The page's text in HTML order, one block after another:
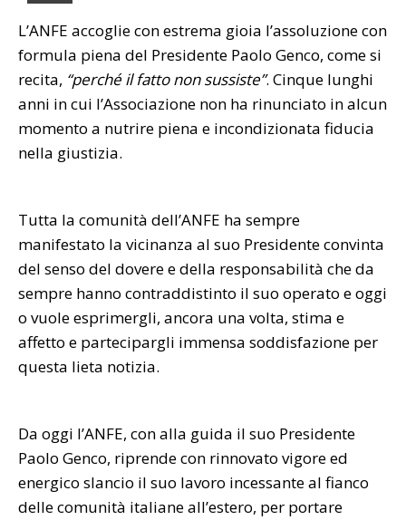
L’ANFE accoglie con estrema gioia l’assoluzione con
formula piena del Presidente Paolo Genco, come si
recita, “perché il fatto non sussiste”. Cinque lunghi
anni in cui l’Associazione non ha rinunciato in alcun
momento a nutrire piena e incondizionata fiducia
nella giustizia.
Tutta la comunità dell’ANFE ha sempre
manifestato la vicinanza al suo Presidente convinta
del senso del dovere e della responsabilità che da
sempre hanno contraddistinto il suo operato e oggi
o vuole esprimergli, ancora una volta, stima e
affetto e partecipargli immensa soddisfazione per
questa lieta notizia.
Da oggi l’ANFE, con alla guida il suo Presidente
Paolo Genco, riprende con rinnovato vigore ed
energico slancio il suo lavoro incessante al fianco
delle comunità italiane all’estero, per portare